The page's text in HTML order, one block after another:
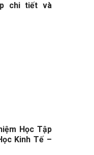
chi tiết và
Học Tập
Kinh Tế –